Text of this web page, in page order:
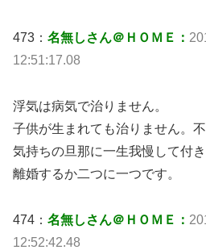
473： 名無しさん＠ＨＯＭＥ：
12:51:17.08
浮気は病気で治りません。
子供が生まれても治りません。
気持ちの旦那に一生我慢して付
離婚するか二つに一つです。
474： 名無しさん＠ＨＯＭＥ：
12:52:42.48